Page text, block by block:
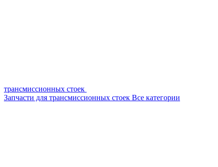
трансмиссионных стоек
Запчасти для трансмиссионных стоек Все категории